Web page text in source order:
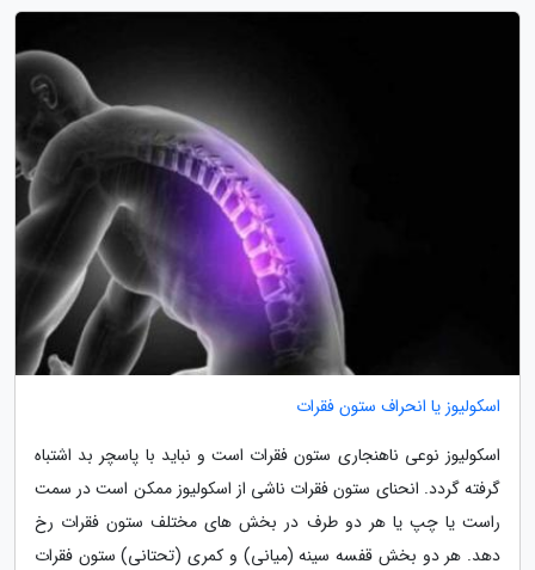
اسکولیوز یا انحراف ستون فقرات
اسکولیوز نوعی ناهنجاری ستون فقرات است و نباید با پاسچر بد اشتباه
گرفته گردد. انحنای ستون فقرات ناشی از اسکولیوز ممکن است در سمت
راست یا چپ یا هر دو طرف در بخش های مختلف ستون فقرات رخ
دهد. هر دو بخش قفسه سینه (میانی) و کمری (تحتانی) ستون فقرات